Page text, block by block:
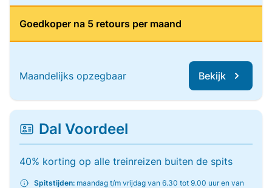
Goedkoper na 5 retours per maand
Maandelijks opzegbaar Bekijk
Dal Voordeel
40% korting op alle treinreizen buiten de spits
Spitstijden: maandag t/m vrijdag van 6.30 tot 9.00 uur en van